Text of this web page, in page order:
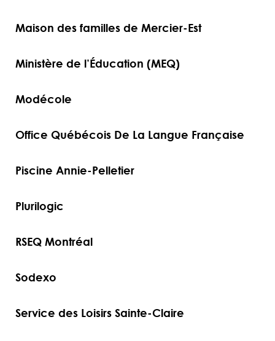
Maison des familles de Mercier-Est
Ministère de l’Éducation (MEQ)
Modécole
Office Québécois De La Langue Française
Piscine Annie-Pelletier
Plurilogic
RSEQ Montréal
Sodexo
Service des Loisirs Sainte-Claire